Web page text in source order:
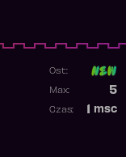
Ost:
5
Max:
msc
Czas: